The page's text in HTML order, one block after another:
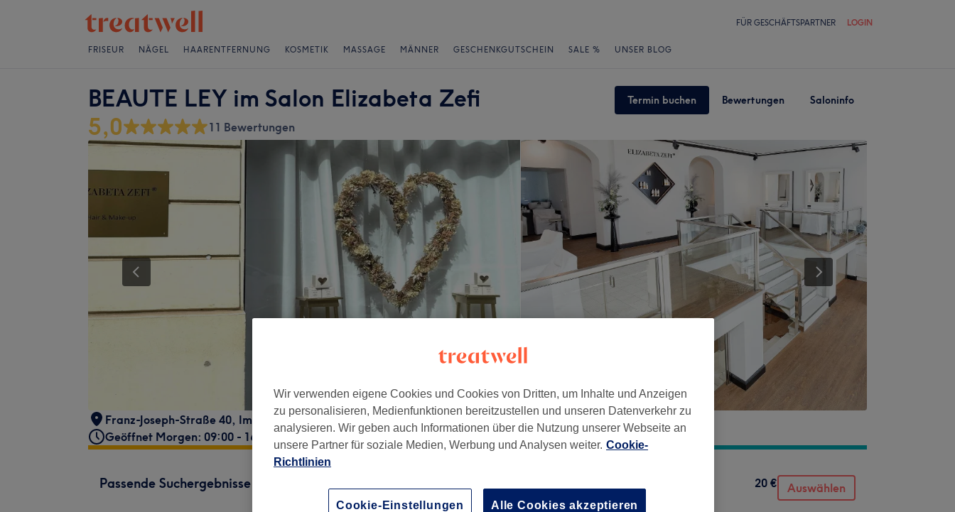
FÜR GESCHÄFTSPARTNER LOGIN
FRISEUR NÄGEL HAARENTFERNUNG KOSMETIK MASSAGE MÄNNER GESCHENKGUTSCHEIN SALE % UNSER BLOG
BEAUTE LEY im Salon Elizabeta Zefi Termin buchen Bewertungen Saloninfo
5,0 11 Bewertungen
Franz-Joseph-Straße 40, Im Salon Elizabeta Zefi, Schwabing, München , 80801
Geöffnet Morgen: 09:00 - 16:00
Passende Suchergebnisse
15 Min.Details anzeigen
20 € Auswählen
Wir verwenden eigene Cookies und Cookies von Dritten, um Inhalte und Anzeigen
zu personalisieren, Medienfunktionen bereitzustellen und unseren Datenverkehr zu
analysieren. Wir geben auch Informationen über die Nutzung unserer Webseite an
unsere Partner für soziale Medien, Werbung und Analysen weiter. Cookie-
Richtlinien
Cookie-Einstellungen Alle Cookies akzeptieren